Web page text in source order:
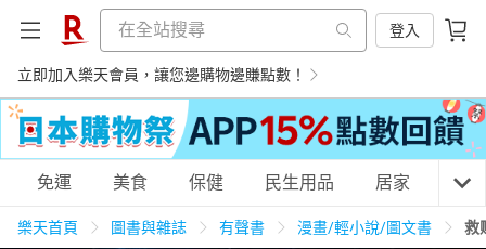
登入
立即加入樂天會員，讓您邊購物邊賺點數！
購物網分類
免運 美食 保健 民生用品 居家 3C
樂天首頁 圖書與雜誌 有聲書 漫畫/輕小說/圖文書 救